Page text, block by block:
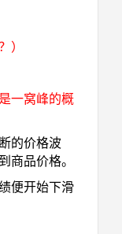
）
一窝峰的概
的价格波
商品价格。
便开始下滑